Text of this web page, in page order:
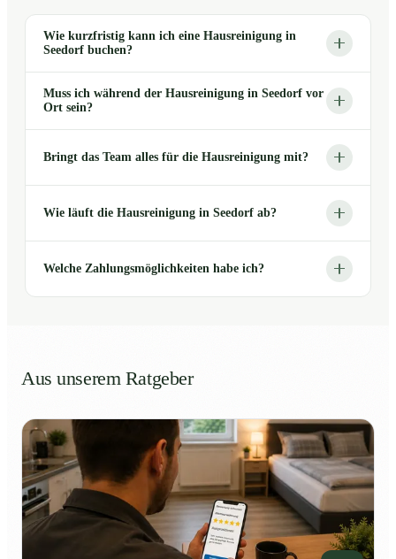
Wie kurzfristig kann ich eine Hausreinigung in
Seedorf buchen?
Muss ich während der Hausreinigung in Seedorf vor
Ort sein?
Bringt das Team alles für die Hausreinigung mit?
Wie läuft die Hausreinigung in Seedorf ab?
Welche Zahlungsmöglichkeiten habe ich?
Aus unserem Ratgeber